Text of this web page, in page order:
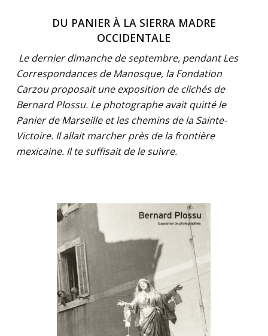
DU PANIER À LA SIERRA MADRE
OCCIDENTALE
Le dernier dimanche de septembre, pendant Les
Correspondances de Manosque, la Fondation
Carzou proposait une exposition de clichés de
Bernard Plossu. Le photographe avait quitté le
Panier de Marseille et les chemins de la Sainte-
Victoire. Il allait marcher près de la frontière
mexicaine. Il te suffisait de le suivre.